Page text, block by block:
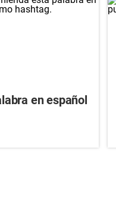
en español